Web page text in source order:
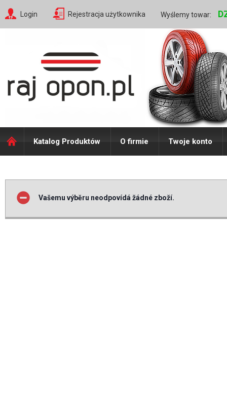
Login Rejestracja użytkownika Wyślemy towar:
Katalog Produktów O firmie Twoje konto
Vašemu výběru neodpovídá žádné zboží.